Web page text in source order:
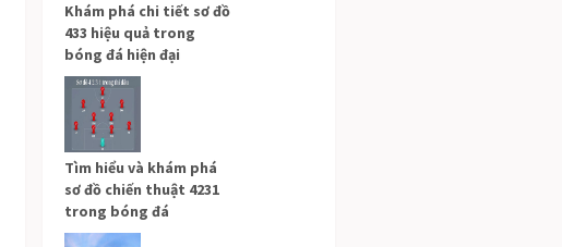
Khám phá chi tiết sơ đồ
433 hiệu quả trong
bóng đá hiện đại
Tìm hiểu và khám phá
sơ đồ chiến thuật 4231
trong bóng đá